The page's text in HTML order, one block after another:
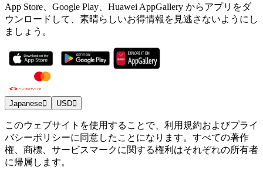
App Store、Google Play、Huawei AppGallery からアプリをダ
ウンロードして、素晴らしいお得情報を見逃さないようにし
ましょう。
Japanese USD
このウェブサイトを使用することで、利用規約およびプライ
バシーポリシーに同意したことになります。すべての著作
権、商標、サービスマークに関する権利はそれぞれの所有者
に帰属します。